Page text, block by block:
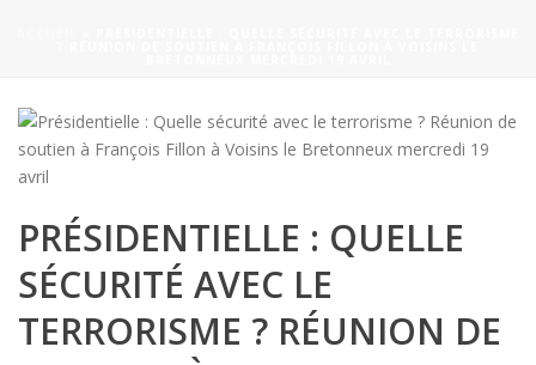
PRÉSIDENTIELLE : QUELLE
SÉCURITÉ AVEC LE
TERRORISME ? RÉUNION DE